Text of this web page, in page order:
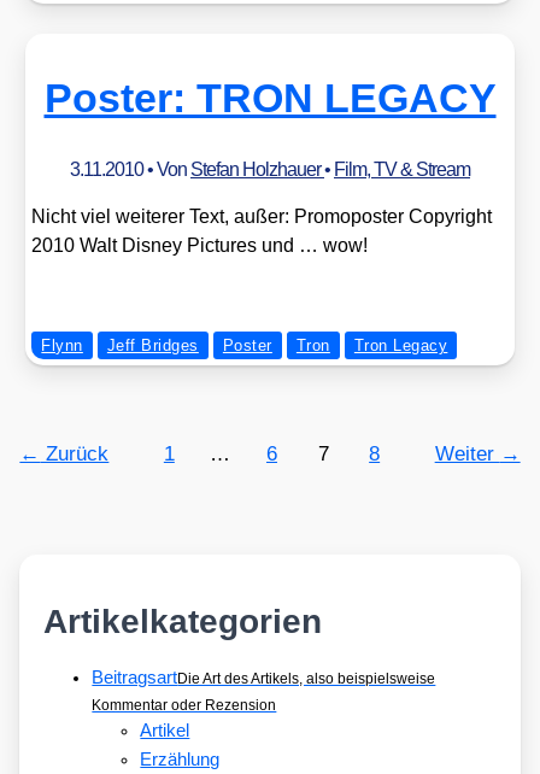
Poster: TRON LEGACY
3.11.2010• Von Stefan Holzhauer• Film, TV & Stream
Nicht viel wei­te­rer Text, außer: Pro­mo­pos­ter Copy­right
2010 Walt Dis­ney Pic­tures und … wow!
Flynn Jeff Bridges Poster Tron Tron Legacy
← Zurück 1 … 6 7 8 Weiter →
Artikelkategorien
BeitragsartDie Art des Artikels, also beispielsweise
Kommentar oder Rezension
Artikel
Erzählung